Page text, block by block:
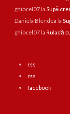
ghiocel07la Supă
Daniela Blendea la
ghiocel07la Ruladă
rss
rss
facebook